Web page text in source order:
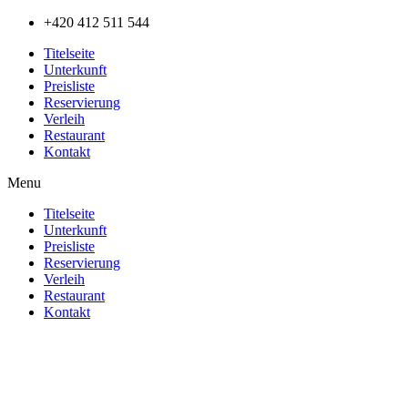
Přejít
obsahu
+420 412 511 544
Titelseite
Unterkunft
Preisliste
Reservierung
Verleih
Restaurant
Kontakt
Menu
Titelseite
Unterkunft
Preisliste
Reservierung
Verleih
Restaurant
Kontakt